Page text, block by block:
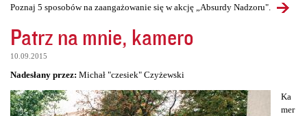
Poznaj 5 sposobów na zaangażowanie się w akcję „Absurdy Nadzoru".
Patrz na mnie, kamero
10.09.2015
Nadesłany przez: Michał "czesiek" Czyżewski
Ka
mer